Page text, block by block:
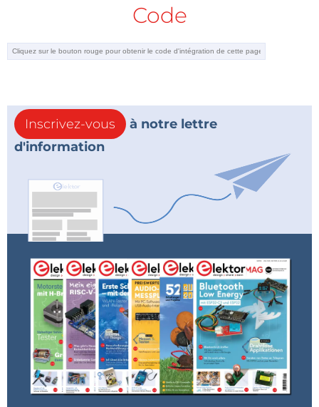
Code
Inscrivez-vous
à notre lettre
d'information